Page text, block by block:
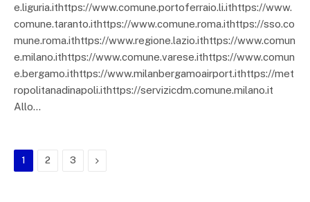
e.liguria.ithttps://www.comune.portoferraio.li.ithttps://www.
comune.taranto.ithttps://www.comune.roma.ithttps://sso.co
mune.roma.ithttps://www.regione.lazio.ithttps://www.comun
e.milano.ithttps://www.comune.varese.ithttps://www.comun
e.bergamo.ithttps://www.milanbergamoairport.ithttps://met
ropolitanadinapoli.ithttps://servizicdm.comune.milano.it
Allo…
1 2 3 Next